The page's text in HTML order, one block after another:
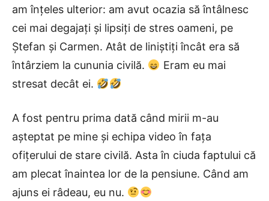
am înțeles ulterior: am avut ocazia să întâlnesc
cei mai degajați și lipsiți de stres oameni, pe
Ștefan și Carmen. Atât de liniștiți încât era să
întârziem la cununia civilă.
Eram eu mai
stresat decât ei.
A fost pentru prima dată când mirii m-au
așteptat pe mine și echipa video în fața
ofițerului de stare civilă. Asta în ciuda faptului că
am plecat înaintea lor de la pensiune. Când am
ajuns ei râdeau, eu nu.